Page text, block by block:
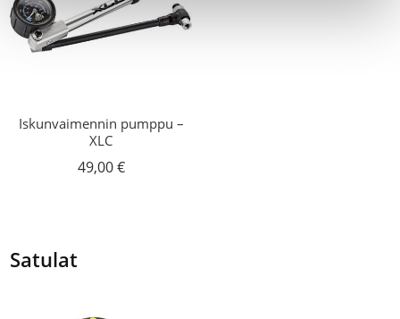
Iskunvaimennin pumppu –
XLC
49,00€
Satulat